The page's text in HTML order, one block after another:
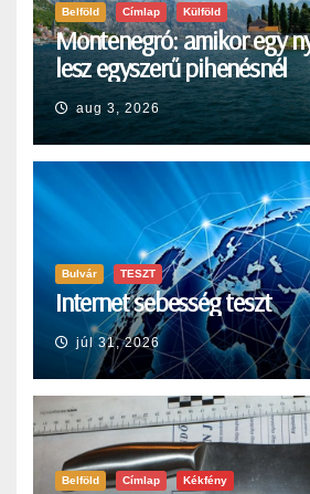
Belföld Címlap Külföld
Montenegró: amikor egy
lesz egyszerű pihenésnél
aug 3, 2026
Bulvár TESZT
Internet sebesség teszt
júl 31, 2026
Belföld Címlap Kékfény